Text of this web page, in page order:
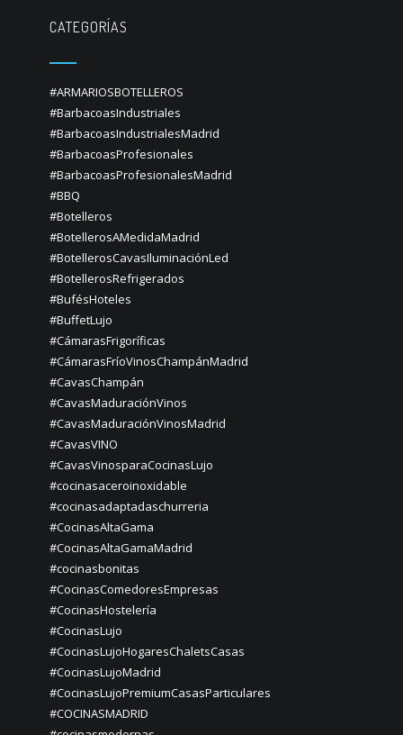
CATEGORÍAS
#ARMARIOSBOTELLEROS
#BarbacoasIndustriales
#BarbacoasIndustrialesMadrid
#BarbacoasProfesionales
#BarbacoasProfesionalesMadrid
#BBQ
#Botelleros
#BotellerosAMedidaMadrid
#BotellerosCavasIluminaciónLed
#BotellerosRefrigerados
#BufésHoteles
#BuffetLujo
#CámarasFrigoríficas
#CámarasFríoVinosChampánMadrid
#CavasChampán
#CavasMaduraciónVinos
#CavasMaduraciónVinosMadrid
#CavasVINO
#CavasVinosparaCocinasLujo
#cocinasaceroinoxidable
#cocinasadaptadaschurreria
#CocinasAltaGama
#CocinasAltaGamaMadrid
#cocinasbonitas
#CocinasComedoresEmpresas
#CocinasHostelería
#CocinasLujo
#CocinasLujoHogaresChaletsCasas
#CocinasLujoMadrid
#CocinasLujoPremiumCasasParticulares
#COCINASMADRID